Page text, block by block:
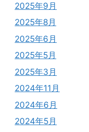
2025年9月
2025年8月
2025年6月
2025年5月
2025年3月
2024年11月
2024年6月
2024年5月